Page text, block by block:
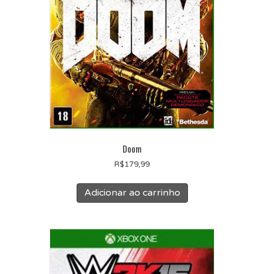
Doom
R$179,99
Adicionar ao carrinho